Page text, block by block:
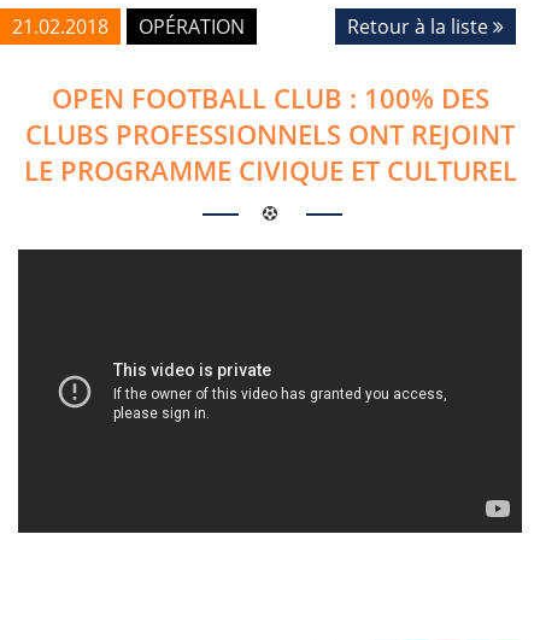
21.02.2018 OPÉRATION Retour à la liste
OPEN FOOTBALL CLUB : 100% DES
CLUBS PROFESSIONNELS ONT REJOINT
LE PROGRAMME CIVIQUE ET CULTUREL